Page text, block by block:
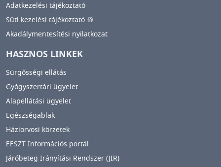
Adatkezelési tájékoztató
Süti kezelési tájékoztató 🍪
Akadálymentesítési nyilatkozat
HASZNOS LINKEK
Sürgősségi ellátás
Gyógyszertári ügyelet
Alapellátási ügyelet
Egészségablak
Háziorvosi körzetek
EESZT Információs portál
Járóbeteg Irányítási Rendszer (JIR)